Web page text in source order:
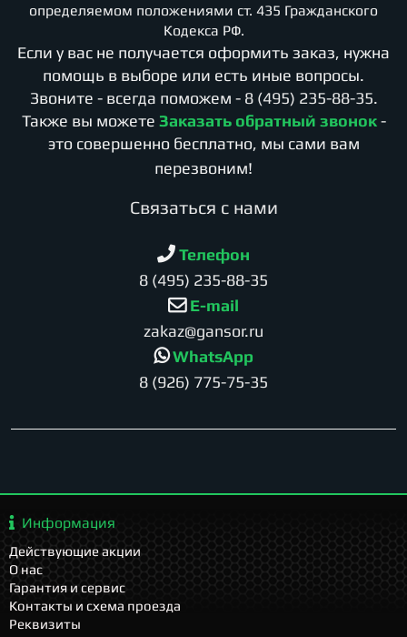
определяемом положениями ст. 435 Гражданского
Кодекса РФ.
Если у вас не получается оформить заказ, нужна
помощь в выборе или есть иные вопросы.
Звоните - всегда поможем - 8 (495) 235-88-35.
Также вы можете Заказать обратный звонок -
это совершенно бесплатно, мы сами вам
перезвоним!
Cвязаться с нами
Телефон
8 (495) 235-88-35
E-mail
zakaz@gansor.ru
WhatsApp
8 (926) 775-75-35
Информация
Действующие акции
О нас
Гарантия и сервис
Контакты и схема проезда
Реквизиты